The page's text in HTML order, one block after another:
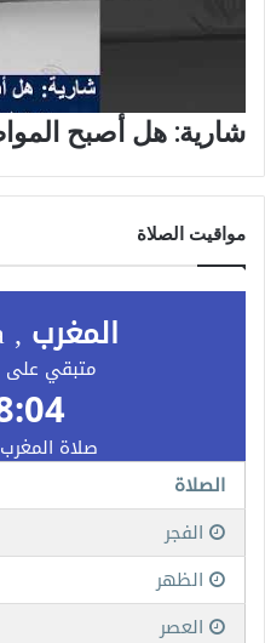
شارية: هل أصبح
مواقيت الصلاة